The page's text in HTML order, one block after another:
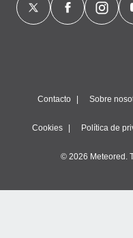
Contacto Sobre
Cookies Política de
© 2026 Meteored.